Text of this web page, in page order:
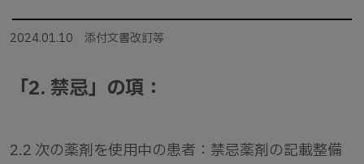
2024.01.10 添付文書改訂等
「2. 禁忌」の項：
2.2 次の薬剤を使用中の患者：禁忌薬剤の記載整備